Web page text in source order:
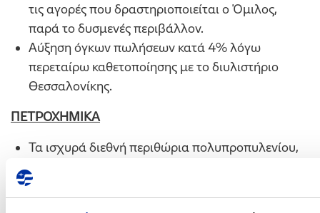
τις αγορές που δραστηριοποιείται ο Όμιλος,
παρά το δυσμενές περιβάλλον.
Αύξηση όγκων πωλήσεων κατά 4% λόγω
περεταίρω καθετοποίησης με το διυλιστήριο
Θεσσαλονίκης.
ΠΕΤΡΟΧΗΜΙΚΑ
Τα ισχυρά διεθνή περιθώρια πολυπροπυλενίου,
το ιστορικό υψηλό παραγωγής προπυλενίου στο
διυλιστήριο Ασπροπύργου και η μείωση κόστους